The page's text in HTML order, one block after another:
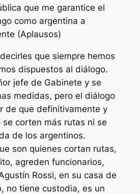
que me garantice el
como argentina a
(Aplausos)
que siempre hemos
dispuestos al diálogo.
jefe de Gabinete y se
medidas, pero el diálogo
de que definitivamente y
se corten más rutas ni se
de los argentinos.
son quienes cortan rutas,
agreden funcionarios,
Rossi, en su casa de
no tiene custodia, es un